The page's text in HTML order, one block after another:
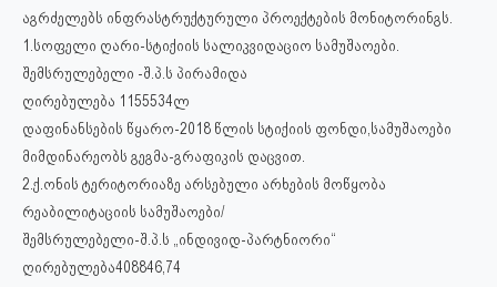
აგრძელებს ინფრასტრუქტურული პროექტების მონიტორინგს.
1.სოფელი ღარი-სტიქიის სალიკვიდაციო სამუშაოები.
შემსრულებელი -შ.პ.ს პირამიდა
ღირებულება 1155534ლ
დაფინანსების წყარო-2018 წლის სტიქიის ფონდი,სამუშაოები
მიმდინარეობს გეგმა-გრაფიკის დაცვით.
2.ქ.ონის ტერიტორიაზე არსებული არხების მოწყობა
რეაბილიტაციის სამუშაოები/
შემსრულებელი-შ.პ.ს „ინდივიდ-პარტნიორი“
ღირებულება408846,74